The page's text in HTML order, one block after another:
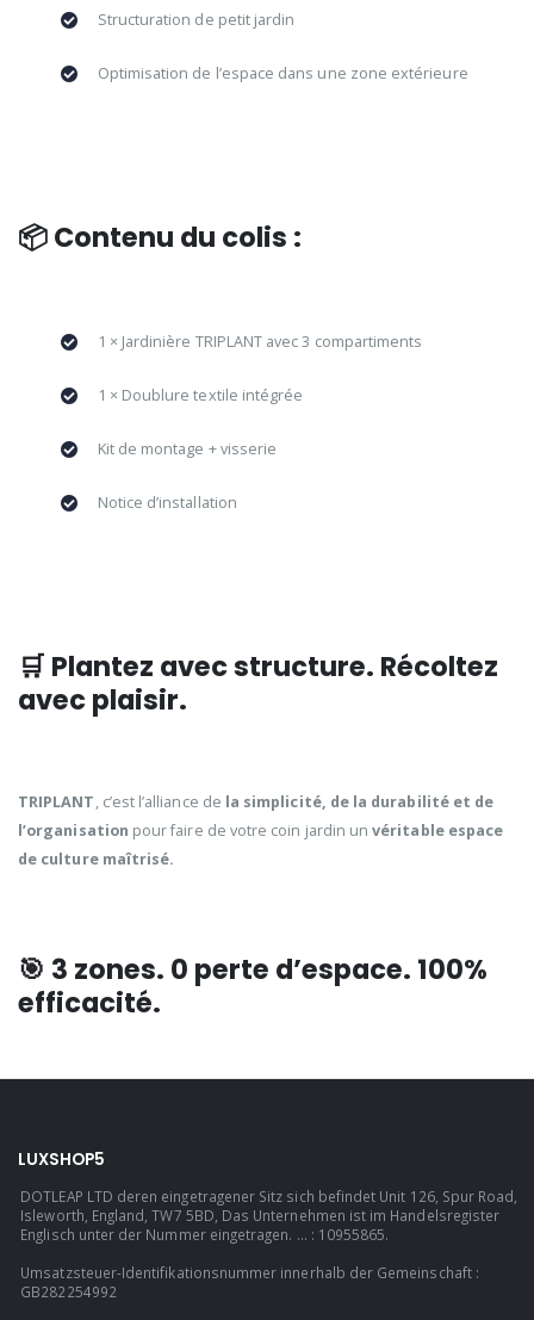
Structuration de petit jardin
Optimisation de l’espace dans une zone extérieure
📦 Contenu du colis :
1 × Jardinière TRIPLANT avec 3 compartiments
1 × Doublure textile intégrée
Kit de montage + visserie
Notice d’installation
🛒 Plantez avec structure. Récoltez
avec plaisir.
TRIPLANT, c’est l’alliance de la simplicité, de la durabilité et de
l’organisation pour faire de votre coin jardin unvéritable espace
de culture maîtrisé.
🎯 3 zones. 0 perte d’espace. 100%
efficacité.
LUXSHOP5
DOTLEAP LTD deren eingetragener Sitz sich befindet Unit 126, Spur Road,
Isleworth, England, TW7 5BD, Das Unternehmen ist im Handelsregister
Englisch unter der Nummer eingetragen. ... : 10955865.
Umsatzsteuer-Identifikationsnummer innerhalb der Gemeinschaft :
GB282254992